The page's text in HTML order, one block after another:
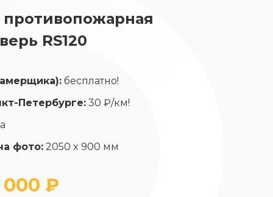
RS120
бесплатно!
Петербурге: 30 ₽/км!
фото: 2050 x 900 мм
000 ₽